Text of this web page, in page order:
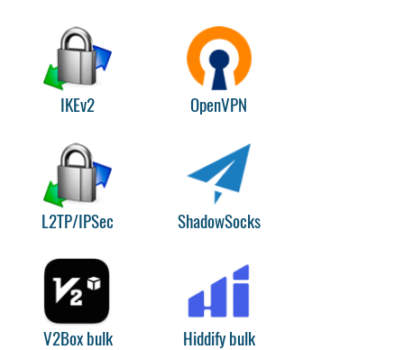
IKEv2 OpenVPN
L2TP/IPSec ShadowSocks
V2Box bulk Hiddify bulk